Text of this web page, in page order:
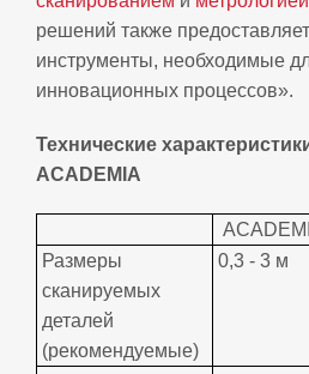
решений также
инструменты, необходимые
инновационных процессов».
Технические
ACADEMIA
Размеры
сканируемых
деталей
(рекомендуемые)
0,3 - 3 м